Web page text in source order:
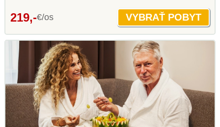
219,-€/os